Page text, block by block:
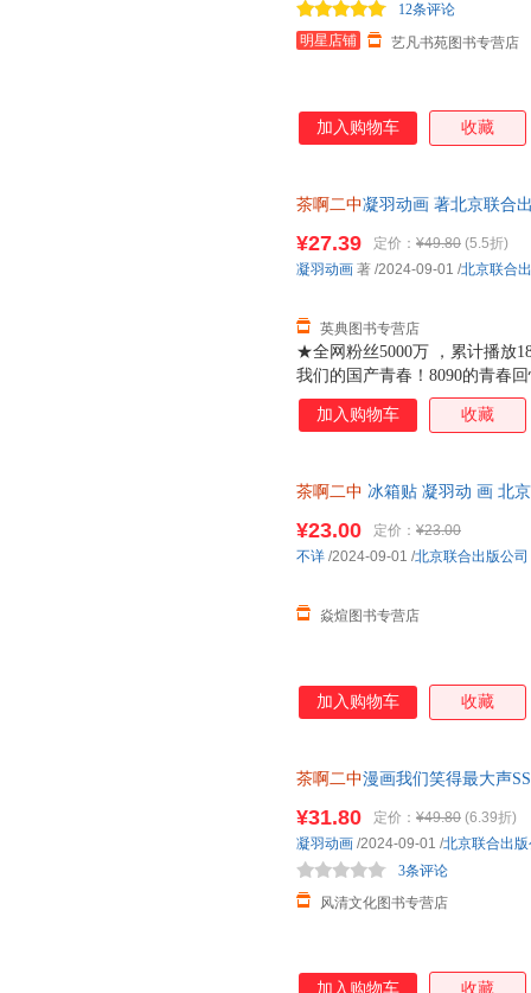
明星店铺 艺凡书苑图书专营店
12条评论
加入购物车 收藏
茶啊二中凝羽动画 著北京联合
★全网粉丝5000万 ，累计播放
我们的国产青春！8090的青春
快乐又鲜活的人物，就像校园
青春正当下，快乐没有售价！
¥27.39 定价： ¥49.80 (5.5折)
英典图书专营店
凝羽动画 著 /2024-09-01 /北京联合
加入购物车 收藏
茶啊二中 冰箱贴 凝羽动 画 北
¥23.00 定价： ¥23.00
焱煊图书专营店
不详 /2024-09-01 /北京联合出版公司
加入购物车 收藏
茶啊二中漫画我们笑得最大声
¥31.80 定价： ¥49.80 (6.39折)
风清文化图书专营店
3条评论
凝羽动画 /2024-09-01 /北京联合出
加入购物车 收藏